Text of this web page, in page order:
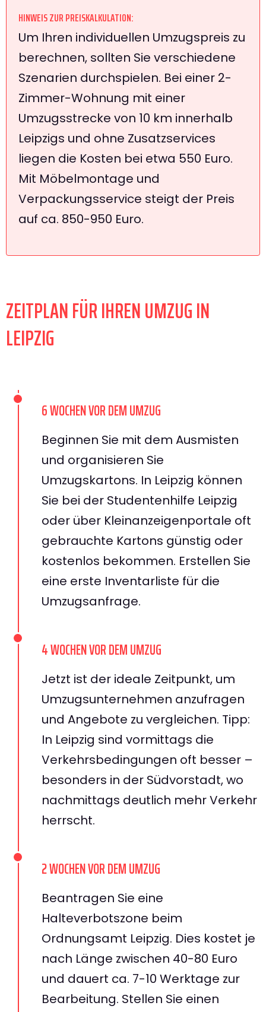
HINWEIS ZUR PREISKALKULATION:
Um Ihren individuellen Umzugspreis zu
berechnen, sollten Sie verschiedene
Szenarien durchspielen. Bei einer 2-
Zimmer-Wohnung mit einer
Umzugsstrecke von 10 km innerhalb
Leipzigs und ohne Zusatzservices
liegen die Kosten bei etwa 550 Euro.
Mit Möbelmontage und
Verpackungsservice steigt der Preis
auf ca. 850-950 Euro.
ZEITPLAN FÜR IHREN UMZUG IN
LEIPZIG
6 WOCHEN VOR DEM UMZUG
Beginnen Sie mit dem Ausmisten
und organisieren Sie
Umzugskartons. In Leipzig können
Sie bei der Studentenhilfe Leipzig
oder über Kleinanzeigenportale oft
gebrauchte Kartons günstig oder
kostenlos bekommen. Erstellen Sie
eine erste Inventarliste für die
Umzugsanfrage.
4 WOCHEN VOR DEM UMZUG
Jetzt ist der ideale Zeitpunkt, um
Umzugsunternehmen anzufragen
und Angebote zu vergleichen. Tipp:
In Leipzig sind vormittags die
Verkehrsbedingungen oft besser –
besonders in der Südvorstadt, wo
nachmittags deutlich mehr Verkehr
herrscht.
2 WOCHEN VOR DEM UMZUG
Beantragen Sie eine
Halteverbotszone beim
Ordnungsamt Leipzig. Dies kostet je
nach Länge zwischen 40-80 Euro
und dauert ca. 7-10 Werktage zur
Bearbeitung. Stellen Sie einen